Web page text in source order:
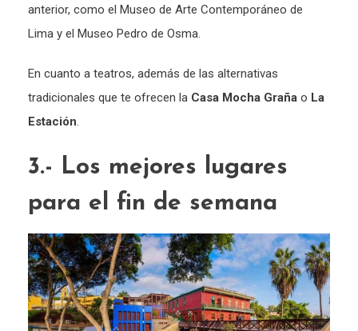
anterior, como el Museo de Arte Contemporáneo de
Lima y el Museo Pedro de Osma.
En cuanto a teatros, además de las alternativas
tradicionales que te ofrecen la Casa Mocha Graña o La
Estación.
3.- Los mejores lugares
para el fin de semana